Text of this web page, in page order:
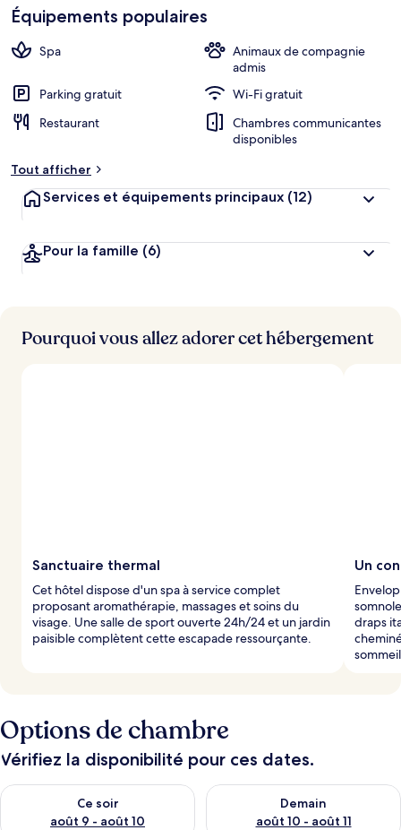
cœur
b
m
s
e
u
o
Équipements populaires
Spa
Animaux de compagnie
admis
Parking gratuit
Wi-Fi gratuit
Restaurant
Chambres communicantes
disponibles
Tout afficher
Services et équipements principaux (12)
Pour la famille (6)
Pourquoi vous allez adorer cet hébergement
Sanctuaire thermal
Cet hôtel dispose d'un spa à service complet
proposant aromathérapie, massages et soins du
visage. Une salle de sport ouverte 24h/24 et un jardin
paisible complètent cette escapade ressourçante.
Un
draps
Options de chambre
Vérifiez la disponibilité pour ces dates.
Ce soir
août 9 - août 10
Vérifier la disponibilité pour ce soir août 9 - août 10
Demain
août 10 - août 11
Vérifier la disponibilité pour